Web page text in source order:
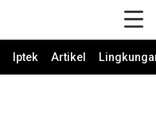
Iptek Artikel